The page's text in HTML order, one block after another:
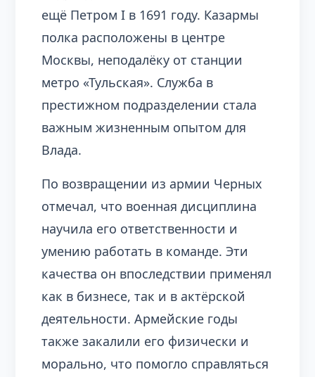
ещё Петром I в 1691 году. Казармы
полка расположены в центре
Москвы, неподалёку от станции
метро «Тульская». Служба в
престижном подразделении стала
важным жизненным опытом для
Влада.
По возвращении из армии Черных
отмечал, что военная дисциплина
научила его ответственности и
умению работать в команде. Эти
качества он впоследствии применял
как в бизнесе, так и в актёрской
деятельности. Армейские годы
также закалили его физически и
морально, что помогло справляться